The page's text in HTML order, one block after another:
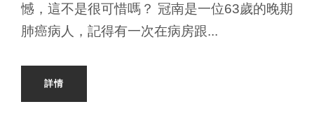
憾，這不是很可惜嗎？ 冠南是一位63歲的晚期
肺癌病人，記得有一次在病房跟...
詳情